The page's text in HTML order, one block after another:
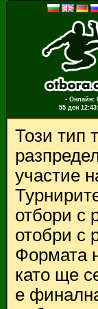
▪ Онлайн:
55 ден
Този тип
участие
отбори с
отобри с
Формата
като ще
е